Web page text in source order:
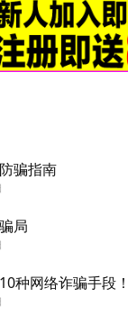
骗指南
局
种网络诈骗手段！